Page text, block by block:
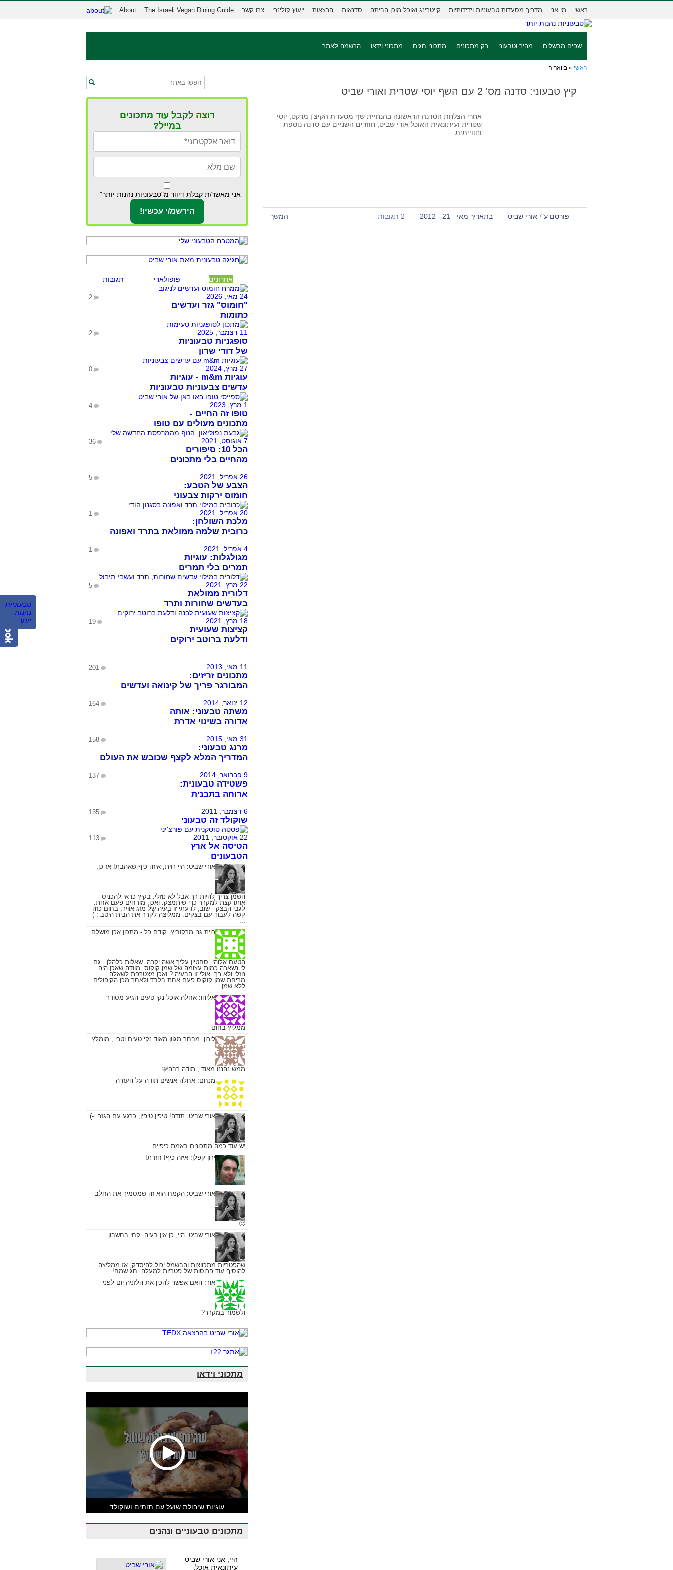
ראשי מי אני מדריך מסעדות טבעוניות וידידותיות קייטרינג ואוכל מוכן הביתה סדנאות הרצאות ייעוץ קולינרי צרו קשר The Israeli Vegan Dining Guide
About
שפים מבשלים מהיר וטבעוני רק מתכונים מתכוני חגים מתכוני וידאו הרשמה לאתר
ראשי » בוואריה
קיץ טבעוני: סדנה מס' 2 עם השף יוסי שטרית ואורי שביט
אחרי הצלחת הסדנה הראשונה בהנחיית שף מסעדת הקיצ'ן מרקט, יוסי
שטרית ועיתונאית האוכל אורי שביט, חוזרים השניים עם סדנה נוספת
וחווייתית
פורסם ע"י אורי שביט בתאריך מאי - 21 - 2012 2 תגובות המשך
רוצה לקבל עוד מתכונים
במייל?
אני מאשר/ת קבלת דיוור מ"טבעוניות נהנות יותר"
אחרונים פופולארי תגובות
24 מאי, 2026 2
"חומוס" גזר ועדשים
כתומות
11 דצמבר, 2025 2
סופגניות טבעוניות
של דודי שרון
27 מרץ, 2024 0
עוגיות m&m - עוגיות
עדשים צבעוניות טבעוניות
1 מרץ, 2023 4
טופו זה החיים -
מתכונים מעולים עם טופו
7 אוגוסט, 2021 36
הכל 10: סיפורים
מהחיים בלי מתכונים
26 אפריל, 2021 5
הצבע של הטבע:
חומוס ירקות צבעוני
20 אפריל, 2021 1
מלכת השולחן:
כרובית שלמה ממולאת בתרד ואפונה
4 אפריל, 2021 1
מגולגלות: עוגיות
תמרים בלי תמרים
22 מרץ, 2021 5
דלורית ממולאת
בעדשים שחורות ותרד
18 מרץ, 2021 19
קציצות שעועית
ודלעת ברוטב ירוקים
11 מאי, 2013 201
מתכונים זריזים:
המבורגר פריך של קינואה ועדשים
12 ינואר, 2014 164
משתה טבעוני: אותה
אדורה בשינוי אדרת
31 מאי, 2015 158
מרנג טבעוני:
המדריך המלא לקצף שכובש את העולם
9 פברואר, 2014 137
פשטידה טבעונית:
ארוחה בתבנית
6 דצמבר, 2011 135
שוקולד זה טבעוני
22 אוקטובר, 2011 113
הטיסה אל ארץ
הטבעונים
אורי שביט: היי רוית, איזה כיף שאהבת! אז כן,
השמן צריך להיות רך אבל לא נוזלי. בקיץ כדאי להכניס
אותו קצת למקרר כדי שיתמצק. ואכן, מורחים פעם אחת.
לגבי הבצק - שוב, לדעתי זו בעיה של מזג אוויר, בחום כזה
קשה לעבוד עם בצקים. ממליצה לקרר את הבית היטב :-)
...
רוית גני מרקוביץ: קודם כל - מתכון אכן מושלם.
הטעם אלוהי. סחטיין עליך אשה יקרה. שאלות כלהלן : גם
לי נשארה כמות עצומה של שמן קוקוס. מוודה שאכן היה
נוזלי ולא רך. אולי זו הבעיה ? ואכן מצטרפת לשאלה :
מריחת שמן קוקוס פעם אחת בלבד ולאחר מכן הקיפולים
ללא שמן ...
אליהו: אחלה אוכל נקי טעים הגיע מסודר
ממליץ בחום
לירון: מבחר מגוון מאוד נקי טעים וטרי , מומלץ
ממש נהננו מאוד , תודה רבה🩷
מנחם: אחלה אנשים תודה על העזרה
אורי שביט: תודה! טיפין טיפין, כרגע עם הגזר :-)
יש עוד כמה מתכונים באמת כיפיים
ירון קפלן: איזה כיף! חזרת!
אורי שביט: הקמח הוא זה שמסמיך את החלב
🙂
אורי שביט: היי, כן אין בעיה. קחי בחשבון
שהפטריות מתכווצות והבשמל יכול להיסדק, אז ממליצה
להוסיף עוד פרוסות של פטריות למעלה. חג שמח!
אור: האם אפשר להכין את הלזניה יום לפני
ולשמור במקרר?
מתכוני וידאו
עוגיות שיבולת שועל עם תותים ושוקולד
מתכונים טבעוניים ונהנים
היי, אני אורי שביט –
עיתונאית אוכל,
‏טבעוניות
נהנות
יותר‏